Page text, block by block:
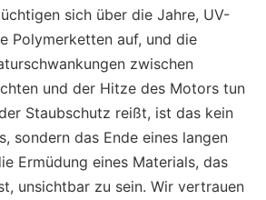
sich über die Jahre, UV-
Polymerketten auf, und die
zwischen
und der Hitze des Motors tun
Staubschutz reißt, ist das kein
sondern das Ende eines langen
Ermüdung eines Materials, das
unsichtbar zu sein. Wir vertrauen